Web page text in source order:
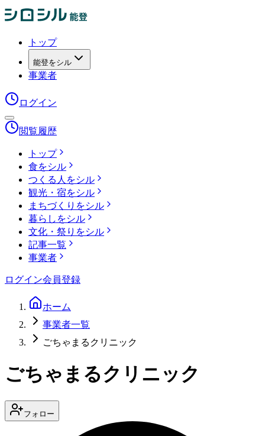
トップ
能登をシル
事業者
ログイン
閲覧履歴
トップ
食をシル
つくる人をシル
観光・宿をシル
まちづくりをシル
暮らしをシル
文化・祭りをシル
記事一覧
事業者
ログイン会員登録
ホーム
事業者一覧
ごちゃまるクリニック
ごちゃまるクリニック
フォロー